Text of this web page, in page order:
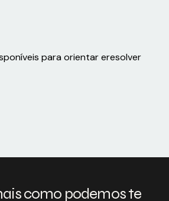
para orientar eresolver
como podemos te